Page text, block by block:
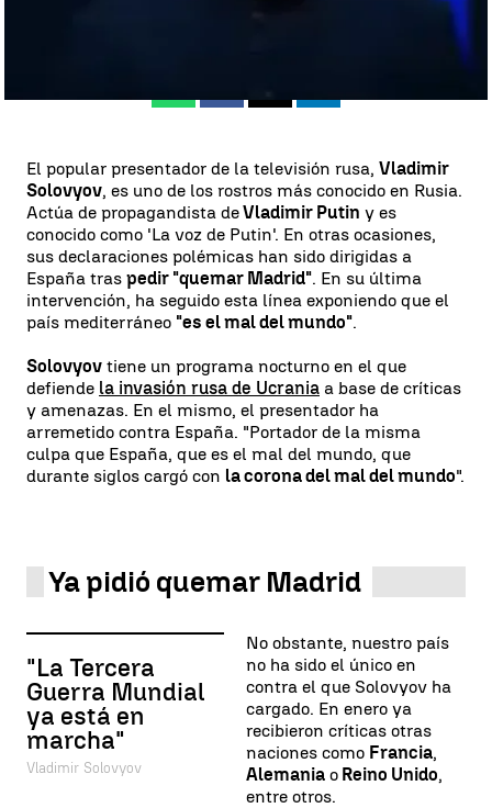
WhatsappFacebook
X Linkedin
El popular presentador de la televisión rusa, Vladimir
Solovyov, es uno de los rostros más conocido en Rusia.
Actúa de propagandista deVladimir Putin y es
conocido como 'La voz de Putin'. En otras ocasiones,
sus declaraciones polémicas han sido dirigidas a
España tras pedir "quemar Madrid". En su última
intervención, ha seguido esta línea exponiendo que el
país mediterráneo "es el mal del mundo".
Solovyov tiene un programa nocturno en el que
defiende la invasión rusa de Ucrania a base de críticas
y amenazas. En el mismo, el presentador ha
arremetido contra España. "Portador de la misma
culpa que España, que es el mal del mundo, que
durante siglos cargó con la corona del mal del mundo".
Ya pidió quemar Madrid
"La Tercera
Guerra Mundial
ya está en
marcha"
Vladimir Solovyov
No obstante, nuestro país
no ha sido el único en
contra el que Solovyov ha
cargado. En enero ya
recibieron críticas otras
naciones como Francia,
Alemania o Reino Unido,
entre otros.